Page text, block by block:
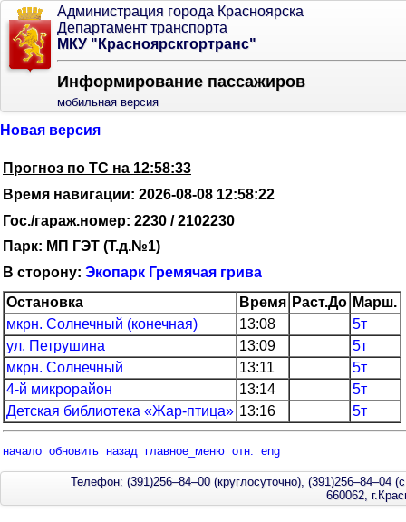
Администрация города Красноярска
Департамент транспорта
МКУ "Красноярскгортранс"
Информирование пассажиров
мобильная версия
Новая версия
Прогноз по ТС на 12:58:33
Время навигации: 2026-08-08 12:58:22
Гос./гараж.номер: 2230 / 2102230
Парк: МП ГЭТ (Т.д.№1)
В сторону: Экопарк Гремячая грива
Остановка
Время Раст.До Марш.
мкрн. Солнечный (конечная)
13:08
5т
ул. Петрушина
13:09
5т
мкрн. Солнечный
13:11
5т
4-й микрорайон
13:14
5т
Детская библиотека «Жар-птица» 13:16 5т
начало обновить назад главное_меню отн. eng
Телефон: (391)256–84–00 (круглосуточно), (391)256–84–04
660062,